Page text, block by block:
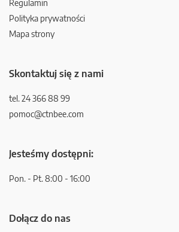
Regulamin
Polityka prywatności
Mapa strony
Skontaktuj się z nami
tel. 24 366 88 99
pomoc@ctnbee.com
Jesteśmy dostępni:
Pon. - Pt. 8:00 - 16:00
Dołącz do nas